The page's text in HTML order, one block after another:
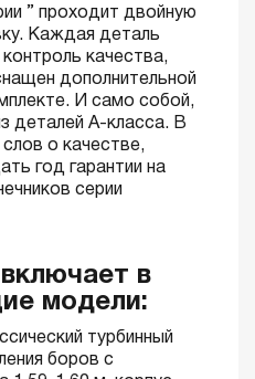
” проходит двойную
Каждая деталь
качества,
дополнительной
И само собой,
деталей А-класса. В
о качестве,
год гарантии на
серии
в
модели:
турбинный
боров с